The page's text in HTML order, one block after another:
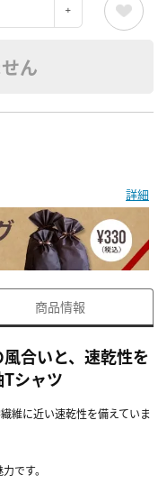
ん
詳細
商品情報
合いと、速乾性を
シャツ
維に近い速乾性を備えていま
です。